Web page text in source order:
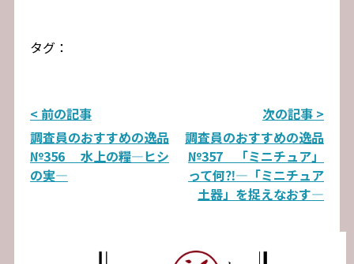
タグ：
投
稿
ナ
< 前の記事
調査員のおすすめの逸品
№356 水上の糧―ヒシ
の実―
次の記事 >
調査員のおすすめの逸品
№357 「ミニチュア」
って何⁈―「ミニチュア
土器」を捉えなおす―